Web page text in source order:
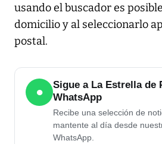
usando el buscador es
domicilio y al seleccionarlo
postal.
●
Sigue a La Estrella de
WhatsApp
Recibe una selección de
mantente al día desde
WhatsApp.